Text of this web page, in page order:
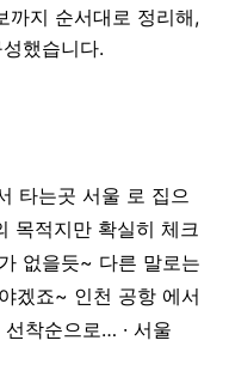
까지 순서대로 정리해,
했습니다.
타는곳 서울 로 집으
목적지만 확실히 체크
없을듯~ 다른 말로는
겠죠~ 인천 공항 에서
착순으로… · 서울